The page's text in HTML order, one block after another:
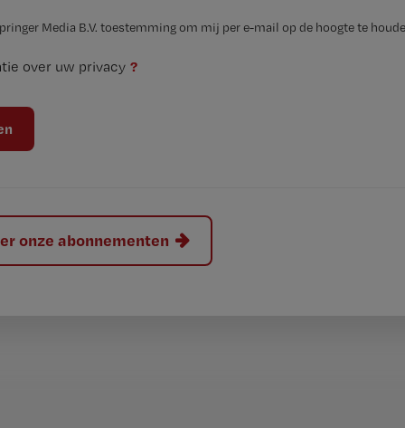
Media B.V. toestemming om mij per e-mail op de hoogte te
over uw privacy ?
onze abonnementen